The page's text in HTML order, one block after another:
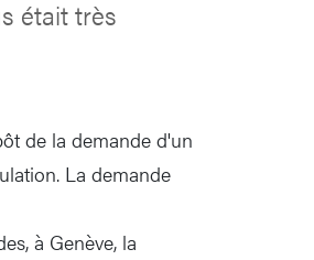
était très
de la demande d'un
La demande
à Genève, la